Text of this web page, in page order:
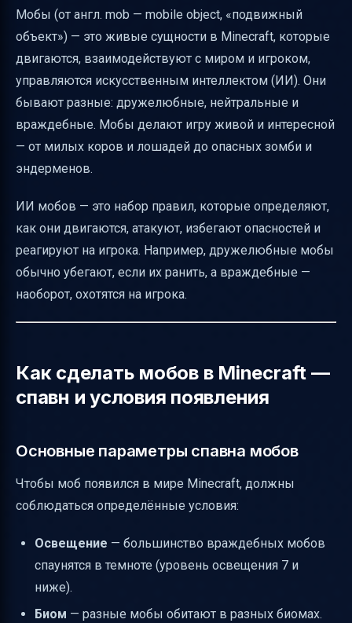
информации
Мобы (от англ. mob — mobile object, «подвижный
объект») — это живые сущности в Minecraft, которые
двигаются, взаимодействуют с миром и игроком,
управляются искусственным интеллектом (ИИ). Они
бывают разные: дружелюбные, нейтральные и
враждебные. Мобы делают игру живой и интересной
— от милых коров и лошадей до опасных зомби и
эндерменов.
ИИ мобов — это набор правил, которые определяют,
как они двигаются, атакуют, избегают опасностей и
реагируют на игрока. Например, дружелюбные мобы
обычно убегают, если их ранить, а враждебные —
наоборот, охотятся на игрока.
Как сделать мобов в Minecraft —
спавн и условия появления
Основные параметры спавна мобов
Чтобы моб появился в мире Minecraft, должны
соблюдаться определённые условия:
Освещение — большинство враждебных мобов
спаунятся в темноте (уровень освещения 7 и
ниже).
Биом — разные мобы обитают в разных биомах.